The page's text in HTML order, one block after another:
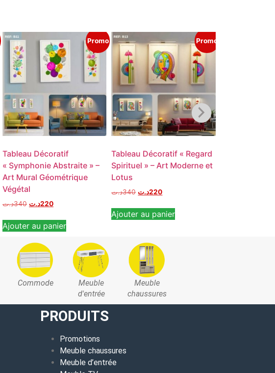
Promo
Tableau Décoratif
« Symphonie Abstraite » –
Art Mural Géométrique
Végétal
340د.ت 220د.ت
Ajouter au panier
Promo
Tableau Décoratif « Regard
Spirituel » – Art Moderne et
Lotus
340د.ت 220د.ت
Ajouter au panier
Commode
Meuble
d'entrée
Meuble
chaussures
PRODUITS
Promotions
Meuble chaussures
Meuble d’entrée